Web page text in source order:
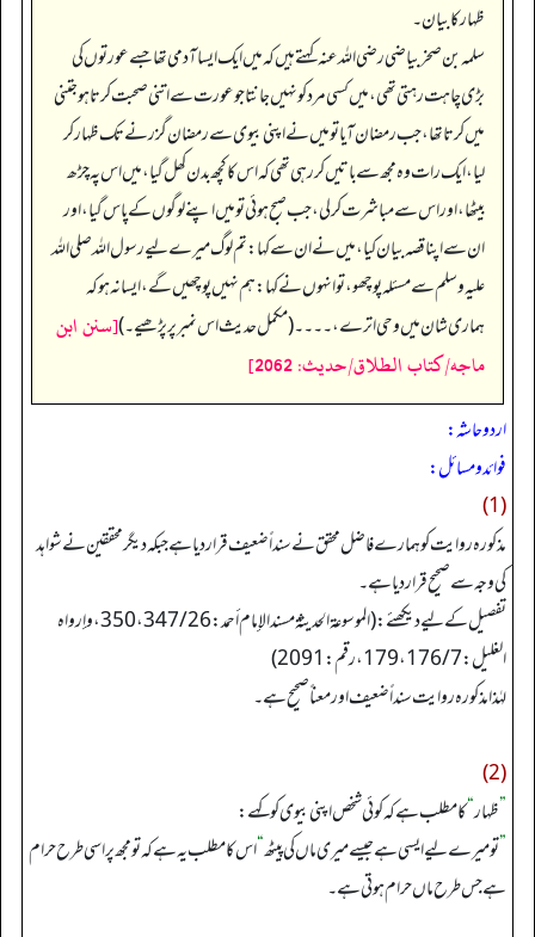
ظہار کا بیان۔
سلمہ بن صخر بیاضی رضی اللہ عنہ کہتے ہیں کہ میں ایک ایسا آدمی تھا جسے عورتوں کی
بڑی چاہت رہتی تھی، میں کسی مرد کو نہیں جانتا جو عورت سے اتنی صحبت کرتا ہو جتنی
میں کرتا تھا، جب رمضان آیا تو میں نے اپنی بیوی سے رمضان گزرنے تک ظہار کر
لیا، ایک رات وہ مجھ سے باتیں کر رہی تھی کہ اس کا کچھ بدن کھل گیا، میں اس پہ چڑھ
بیٹھا، اور اس سے مباشرت کر لی، جب صبح ہوئی تو میں اپنے لوگوں کے پاس گیا، اور
ان سے اپنا قصہ بیان کیا، میں نے ان سے کہا: تم لوگ میرے لیے رسول اللہ صلی اللہ
علیہ وسلم سے مسئلہ پوچھو، تو انہوں نے کہا: ہم نہیں پوچھیں گے، ایسا نہ ہو کہ
ہماری شان میں وحی اترے، ۔۔۔۔ (مکمل حدیث اس نمبر پر پڑھیے۔)[سنن ابن
ماجه/كتاب الطلاق/حدیث: 2062]
اردو حاشہ:
فوائد و مسائل:
(1)
مذکورہ روایت کو ہمارے فاضل محقق نے سنداً ضعیف قراردیا ہے جبکہ دیگر محققین نے شواہد
کی وجہ سے صحیح قراردیا ہے۔
تفصیل کےلیے دیکھئے: (الموسوعة الحدیثة مسند الإمام أحمد: 26/ 347، 350، وإرواہ
الغلیل: 7/ 176، 179، رقم: 2091)
لہٰذا مذکورہ روایت سنداً ضعیف اور معناً صحیح ہے۔
(2)
”ظہار“کا مطلب ہے کہ کوئی شخص اپنی بیوی کو کہے:
”تو میرے لیے ایسی ہے جیسے میری ماں کی پیٹھ“اس کا مطلب یہ ہے کہ تو مجھ پر اسی طرح حرام
ہے جس طرح ماں حرام ہوتی ہے۔